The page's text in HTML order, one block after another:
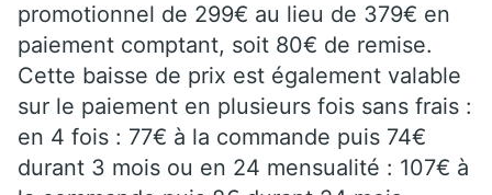
promotionnel de 299€ au lieu de 379€ en
paiement comptant, soit 80€ de remise.
Cette baisse de prix est également valable
sur le paiement en plusieurs fois sans frais :
en 4 fois : 77€ à la commande puis 74€
durant 3 mois ou en 24 mensualité : 107€ à